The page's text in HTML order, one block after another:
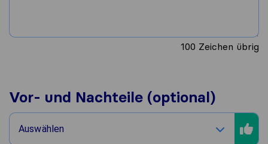
100 Zeichen übrig
Vor- und Nachteile (optional)
Auswählen